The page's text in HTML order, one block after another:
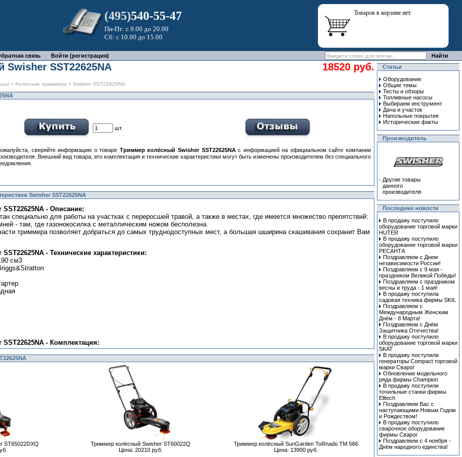
(495)540-55-47
Пн-Пт: с 9.00 до 20.00
Сб: с 10.00 до 15.00
Товаров в корзине нет.
связь
Войти (регистрация)
SST22625NA 18520 руб.
> Колесные триммеры > Swisher SST22625NA
шт.
сверяйте информацию о товаре Триммер колёсный Swisher SST22625NAс информацией на официальном сайте компании
Внешний вид товара, его комплектация и технические характеристики могут быть изменены производителем без специального
Swisher SST22625NA
- Описание:
специально для работы на участках с переросшей травой, а также в местах, где имеется множество препятствий:
- там, где газонокосилка с металлическим ножом бесполезна.
триммера позволяет добраться до самых труднодоступных мест, а большая шширина скашивания сохранит Вам
- Технические характеристики:
см3
- Комплектация:
ST65022DXQ
Триммер колёсный Swisher ST60022Q
Цена: 20210 руб.
Триммер колёсный SunGarden ToRnado TM 566
Цена: 13900 руб.
Статьи
Оборудование
Общие темы
Тесты и обзоры
Топливные насосы
Выбираем инструмент
Дача и участок
Напольные покрытия
Исторические факты
Производитель
- Другие товары
данного
производителя
Последние новости
В продажу поступило
оборудование торговой марки
HUTER
В продажу поступило
оборудование торговой марки
РЕСАНТА
Поздравляем с Днем
независимости России!
Поздравляем с 9 мая -
праздником Великой Победы!
Поздравляем с праздником
весны и труда - 1 мая!
В продажу поступила
cадовая техника фирмы SKIL
Поздравляем с
Международным Женским
Днём - 8 Марта!
Поздравляем с Днём
Защитника Отечества!
В продажу поступило
оборудование торговой марки
SKAT
В продажу поступили
генераторы Compact торговой
марки Сварог
Обновление модельного
ряда фирмы Champion
В продажу поступили
точильные станки фирмы
Elitech
Поздравляем Вас с
наступающими Новым Годом
и Рождеством!
В продажу поступило
сварочное оборудование
фирмы Сварог
Поздравляем с 4 ноября -
Днём народного единства!